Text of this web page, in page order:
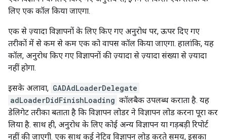
लिए एक कॉल किया जाएगा.
एक से ज़्यादा विज्ञापनों के लिए किए गए अनुरोध पर, ऊपर दिए गए
तरीकों में से कम से कम एक को वापस कॉल किया जाएगा. हालांकि, यह
कॉल, अनुरोध किए गए विज्ञापनों की ज़्यादा से ज़्यादा संख्या से ज़्यादा
नहीं होगा.
इसके अलावा, GADAdLoaderDelegate
adLoaderDidFinishLoading कॉलबैक उपलब्ध कराता है. यह
डेलिगेट तरीका बताता है कि विज्ञापन लोडर ने विज्ञापन लोड करना पूरा कर
लिया है. साथ ही, अनुरोध के लिए कोई अन्य विज्ञापन या गड़बड़ी रिपोर्ट
नहीं की जाएगी. एक साथ कई नेटिव विज्ञापन लोड करते समय, इसका